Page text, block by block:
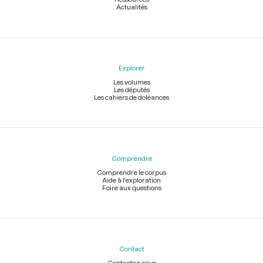
Actualités
Explorer
Les volumes
Les députés
Les cahiers de doléances
Comprendre
Comprendre le corpus
Aide à l'exploration
Foire aux questions
Contact